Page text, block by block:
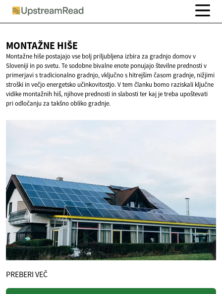
MONTAŽNE HIŠE
Montažne hiše postajajo vse bolj priljubljena izbira za gradnjo domov v
Sloveniji in po svetu. Te sodobne bivalne enote ponujajo številne prednosti v
primerjavi s tradicionalno gradnjo, vključno s hitrejšim časom gradnje, nižjimi
stroški in večjo energetsko učinkovitostjo. V tem članku bomo raziskali ključne
vidike montažnih hiš, njihove prednosti in slabosti ter kaj je treba upoštevati
pri odločanju za takšno obliko gradnje.
PREBERI VEČ